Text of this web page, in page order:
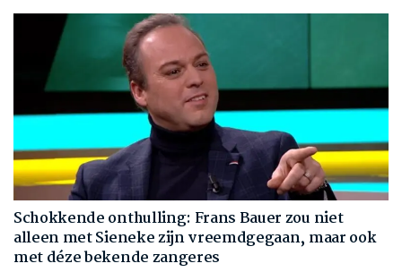
Schokkende onthulling: Frans Bauer zou niet
alleen met Sieneke zijn vreemdgegaan, maar ook
met déze bekende zangeres